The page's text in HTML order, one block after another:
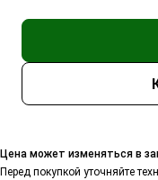
Цена может изменяться в
Перед покупкой уточняйте